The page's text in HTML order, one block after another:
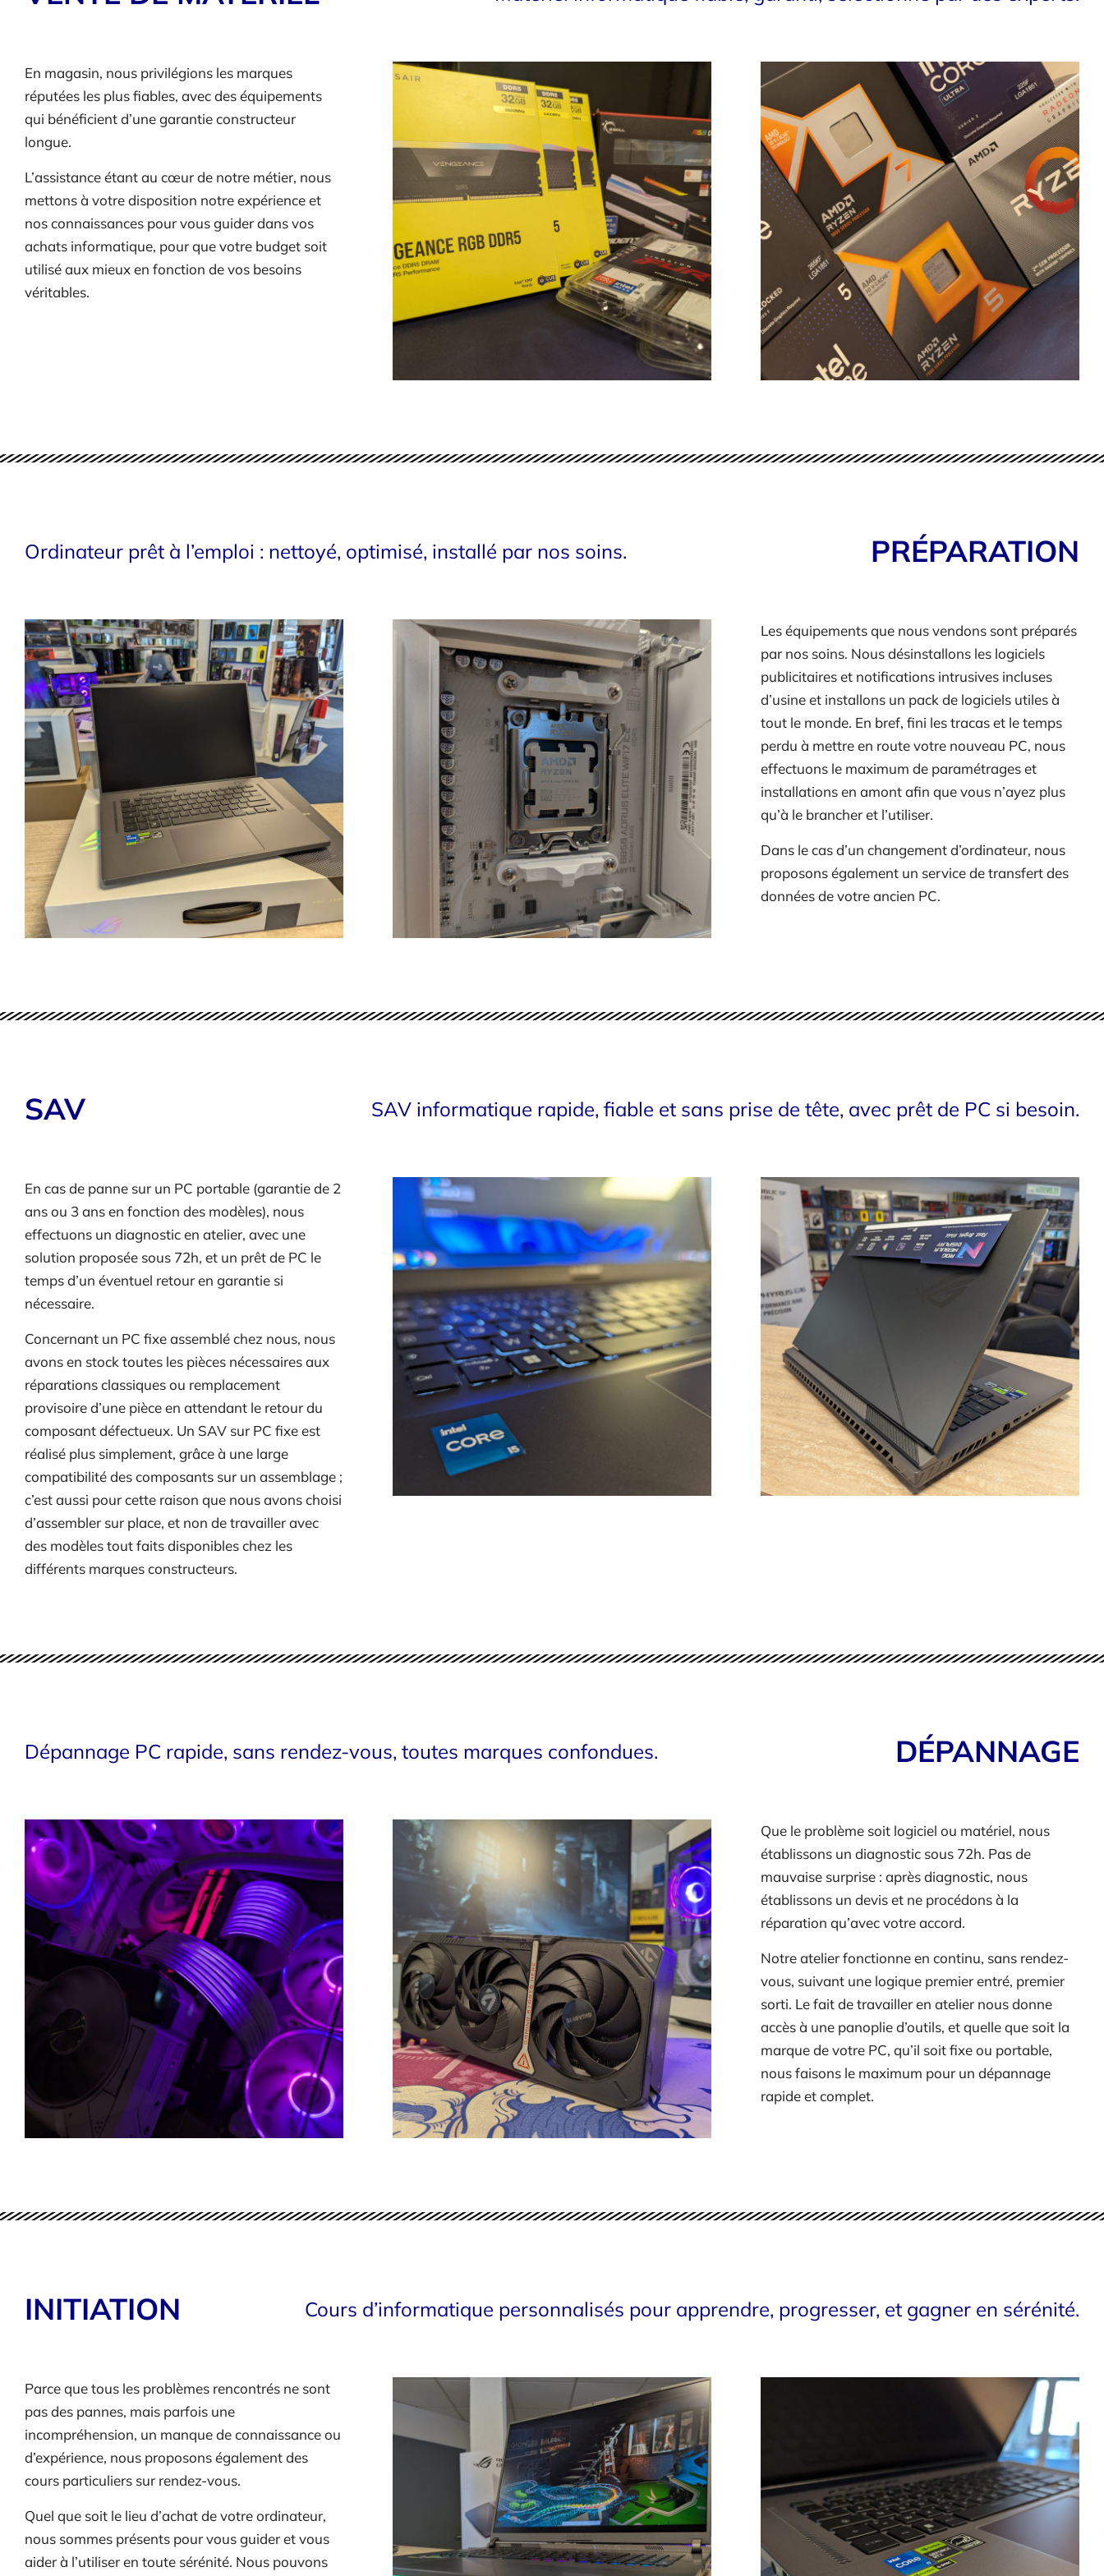
En magasin, nous privilégions les marques
réputées les plus fiables, avec des équipements
qui bénéficient d’une garantie constructeur
longue.
L’assistance étant au cœur de notre métier, nous
mettons à votre disposition notre expérience et
nos connaissances pour vous guider dans vos
achats informatique, pour que votre budget soit
utilisé aux mieux en fonction de vos besoins
véritables.
Ordinateur prêt à l’emploi : nettoyé, optimisé, installé par nos soins. PRÉPARATION
Les équipements que nous vendons sont préparés
par nos soins. Nous désinstallons les logiciels
publicitaires et notifications intrusives incluses
d’usine et installons un pack de logiciels utiles à
tout le monde. En bref, fini les tracas et le temps
perdu à mettre en route votre nouveau PC, nous
effectuons le maximum de paramétrages et
installations en amont afin que vous n’ayez plus
qu’à le brancher et l’utiliser.
Dans le cas d’un changement d’ordinateur, nous
proposons également un service de transfert des
données de votre ancien PC.
SAV SAV informatique rapide, fiable et sans prise de tête, avec prêt de PC si besoin.
En cas de panne sur un PC portable (garantie de 2
ans ou 3 ans en fonction des modèles), nous
effectuons un diagnostic en atelier, avec une
solution proposée sous 72h, et un prêt de PC le
temps d’un éventuel retour en garantie si
nécessaire.
Concernant un PC fixe assemblé chez nous, nous
avons en stock toutes les pièces nécessaires aux
réparations classiques ou remplacement
provisoire d’une pièce en attendant le retour du
composant défectueux. Un SAV sur PC fixe est
réalisé plus simplement, grâce à une large
compatibilité des composants sur un assemblage ;
c’est aussi pour cette raison que nous avons choisi
d’assembler sur place, et non de travailler avec
des modèles tout faits disponibles chez les
différents marques constructeurs.
Dépannage PC rapide, sans rendez-vous, toutes marques confondues. DÉPANNAGE
Que le problème soit logiciel ou matériel, nous
établissons un diagnostic sous 72h. Pas de
mauvaise surprise : après diagnostic, nous
établissons un devis et ne procédons à la
réparation qu’avec votre accord.
Notre atelier fonctionne en continu, sans rendez-
vous, suivant une logique premier entré, premier
sorti. Le fait de travailler en atelier nous donne
accès à une panoplie d’outils, et quelle que soit la
marque de votre PC, qu’il soit fixe ou portable,
nous faisons le maximum pour un dépannage
rapide et complet.
INITIATION Cours d’informatique personnalisés pour apprendre, progresser, et gagner en sérénité.
Parce que tous les problèmes rencontrés ne sont
pas des pannes, mais parfois une
incompréhension, un manque de connaissance ou
d’expérience, nous proposons également des
cours particuliers sur rendez-vous.
Quel que soit le lieu d’achat de votre ordinateur,
nous sommes présents pour vous guider et vous
aider à l’utiliser en toute sérénité. Nous pouvons